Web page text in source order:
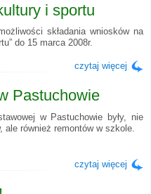
i sportu
składania wniosków na
do 15 marca 2008r.
czytaj więcej
Pastuchowie
w Pastuchowie były, nie
również remontów w szkole.
czytaj więcej